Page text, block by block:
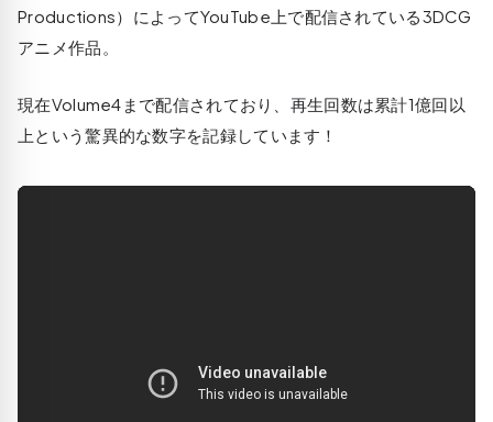
Productions）によってYouTube上で配信されている3DCG
アニメ作品。
現在Volume4まで配信されており、再生回数は累計1億回以
上という驚異的な数字を記録しています！